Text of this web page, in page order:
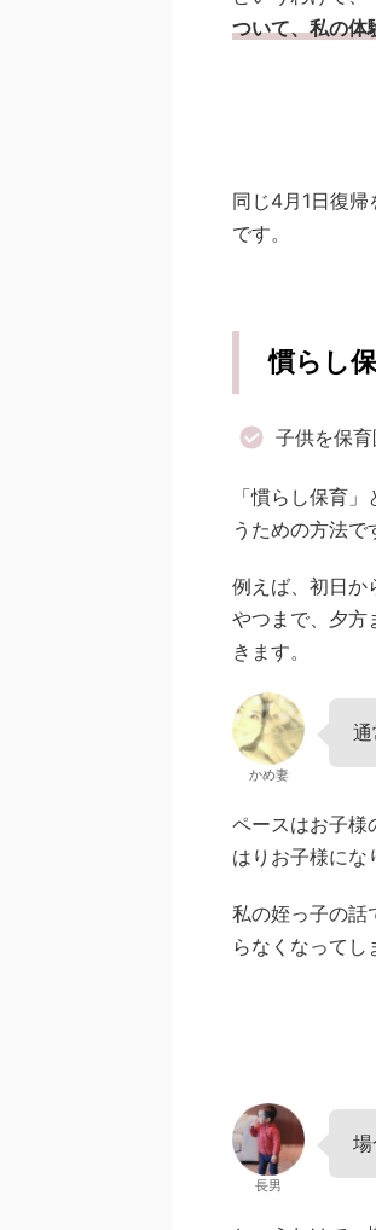
ついて、私の体
同じ4月1日復
です。
慣らし
子供を保
「慣らし保育
うための方法で
例えば、初日か
やつまで、夕方
きます。
かめ妻
ペースはお子様
はりお子様にな
私の姪っ子の話
らなくなってし
長男